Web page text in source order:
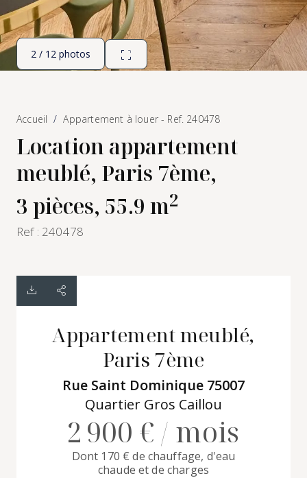
2 / 12 photos
Accueil Appartement à louer - Ref. 240478
Location appartement
meublé, Paris 7ème,
3 pièces, 55.9 m2
Ref : 240478
Appartement meublé,
Paris 7ème
Rue Saint Dominique 75007
Quartier Gros Caillou
2 900 € / mois
Dont 170 € de chauffage, d'eau
chaude et de charges